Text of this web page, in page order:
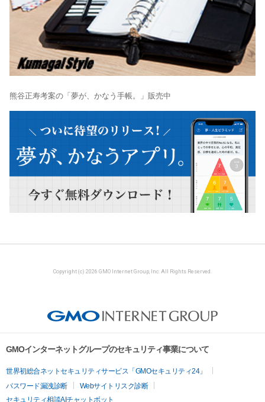
熊谷正寿考案の「夢が、かなう手帳。」販売中
Copyright (c) 2026 GMO Internet Group, Inc. All Rights Reserved.
GMOインターネットグループのセキュリティ事業について
世界初総合ネットセキュリティサービス「GMOセキュリティ24」
パスワード漏洩診断
Webサイトリスク診断
セキュリティ相談AIチャットボット